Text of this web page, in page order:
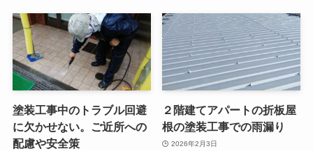
塗装工事中のトラブル回避
に欠かせない。ご近所への
配慮や安全策
２階建てアパートの折板屋
根の塗装工事での雨漏り
2026年2月3日